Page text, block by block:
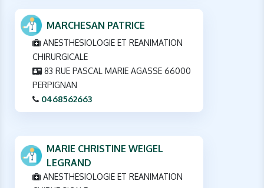
MARCHESAN PATRICE
ANESTHESIOLOGIE ET REANIMATION
CHIRURGICALE
83 RUE PASCAL MARIE AGASSE 66000
PERPIGNAN
0468562663
MARIE CHRISTINE WEIGEL
LEGRAND
ANESTHESIOLOGIE ET REANIMATION